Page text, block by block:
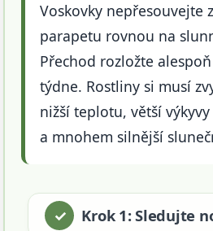
Voskovky nepřesouvejte
parapetu rovnou na
Přechod rozložte
týdne. Rostliny si musí
nižší teplotu, větší
a mnohem silnější
Krok 1: Sledujte